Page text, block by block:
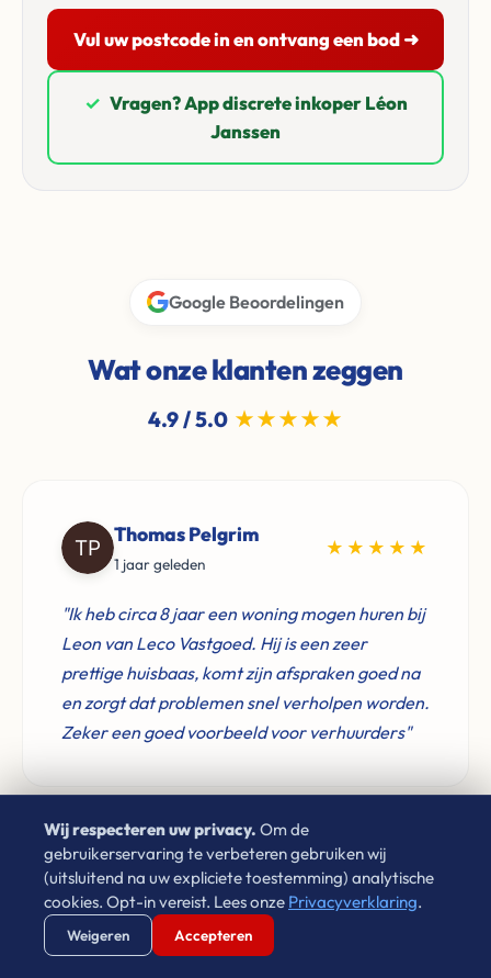
Vul uw postcode in en ontvang een bod ➜
✓ Vragen? App discrete inkoper Léon
Janssen
Google Beoordelingen
Wat onze klanten zeggen
4.9 / 5.0 ★★★★★
Thomas Pelgrim
1 jaar geleden
★★★★★
"Ik heb circa 8 jaar een woning mogen huren bij
Leon van Leco Vastgoed. Hij is een zeer
prettige huisbaas, komt zijn afspraken goed na
en zorgt dat problemen snel verholpen worden.
Zeker een goed voorbeeld voor verhuurders"
Don Verwijst
2 jaar geleden
★★★★★
"Zeer goede ervaringen met Leon van Leco
Wij respecteren uw privacy. Om de
gebruikerservaring te verbeteren gebruiken wij
(uitsluitend na uw expliciete toestemming) analytische
cookies. Opt-in vereist. Lees onze Privacyverklaring.
Weigeren Accepteren
Verstuur WhatsApp